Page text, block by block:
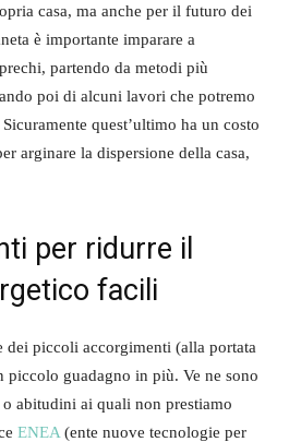
casa, ma anche per il futuro dei
è importante imparare a
partendo da metodi più
poi di alcuni lavori che potremo
quest’ultimo ha un costo
arginare la dispersione della casa,
per ridurre il
facili
dei piccoli accorgimenti (alla portata
guadagno in più. Ve ne sono
abitudini ai quali non prestiamo
ENEA (ente nuove tecnologie per